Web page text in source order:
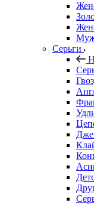
Серьги